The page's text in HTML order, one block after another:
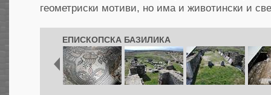
геометриски мотиви, но има и животински и
ЕПИСКОПСКА БАЗИЛИКА